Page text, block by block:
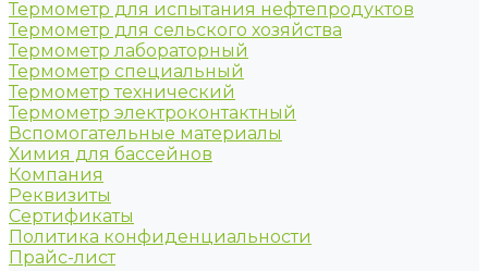
Термометр для испытания нефтепродуктов
Термометр для сельского хозяйства
Термометр лабораторный
Термометр специальный
Термометр технический
Термометр электроконтактный
Вспомогательные материалы
Химия для бассейнов
Компания
Реквизиты
Сертификаты
Политика конфиденциальности
Прайс-лист